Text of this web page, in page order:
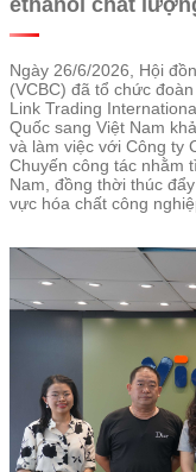
ethanol chất
Ngày 26/6/2026, Hội
(VCBC) đã tổ chức
Link Trading
Quốc sang Việt Nam
và làm việc với Công ty
Chuyến công tác nhằm
Nam, đồng thời thúc
vực hóa chất công